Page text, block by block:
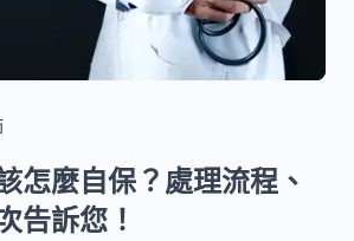
怎麼自保？處理流程、
告訴您！